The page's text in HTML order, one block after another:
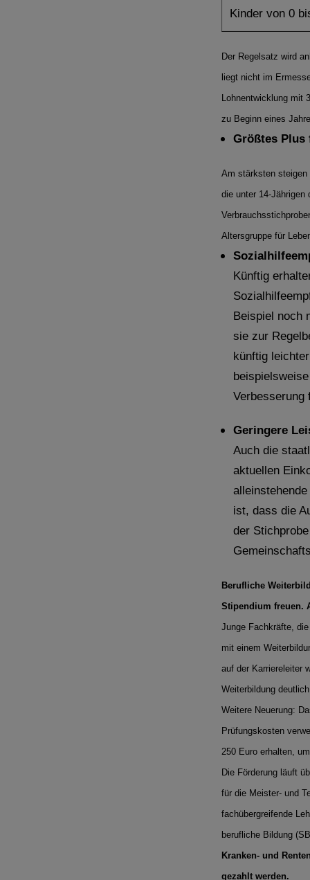
Kinder von 0
Der Regelsatz wird
liegt nicht im
Lohnentwicklung mit
zu Beginn eines
Größtes Plus
Am stärksten steigen
die unter 14-Jährigen
Altersgruppe für
Künftig
Beispiel noch
sie zur
künftig
Verbesserung
Geringere
Auch die
aktuellen
ist, dass die
der
Berufliche
Stipendium freuen.
Junge Fachkräfte,
mit einem
auf der Karriereleiter
Weiterbildung
Weitere Neuerung:
Prüfungskosten
250 Euro erhalten,
Die Förderung läuft
für die Meister- und
fachübergreifende
berufliche Bildung
Kranken- und
gezahlt werden.